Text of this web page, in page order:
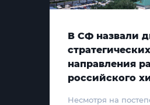
В СФ назвали
стратегических
направления
российского
Несмотря на